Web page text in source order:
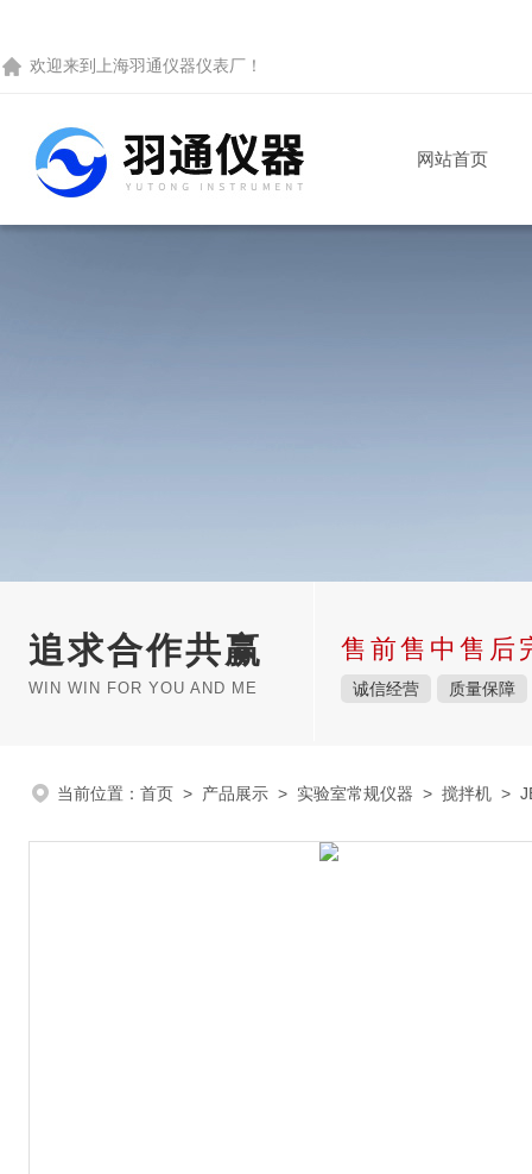
欢迎来到 上海羽通仪器仪表厂 ！
网站首页
追求合作共赢
WIN WIN FOR YOU AND ME
售前售中售后
诚信经营 质量保障
当前位置： 首页 > 产品展示 > 实验室常规仪器 > 搅拌机 >